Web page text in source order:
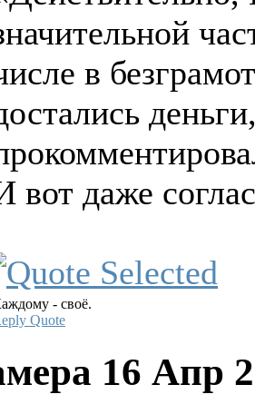
в
вот даже
- своё.
Quote
16 Апр